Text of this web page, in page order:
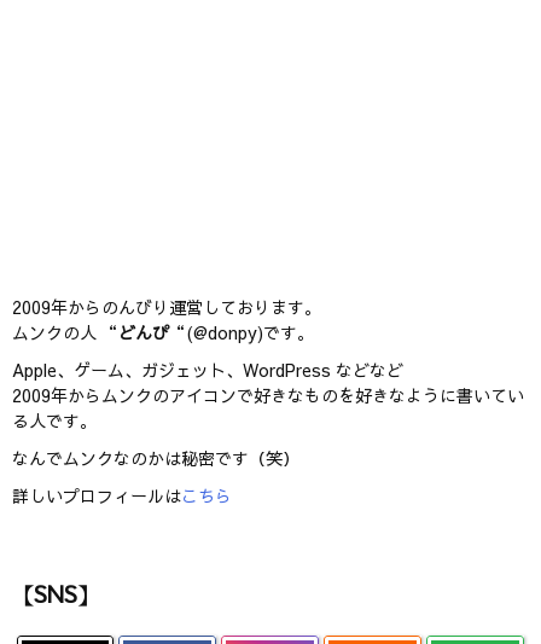
2009年からのんびり運営しております。
ムンクの人 “ どんぴ“(@donpy)です。
Apple、ゲーム、ガジェット、WordPress などなど
2009年からムンクのアイコンで好きなものを好きなように書いてい
る人です。
なんでムンクなのかは秘密です（笑）
詳しいプロフィールはこちら
【SNS】